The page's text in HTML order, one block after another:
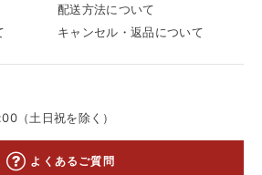
配送方法について
キャンセル・返品について
（土日祝を除く）
よくあるご質問